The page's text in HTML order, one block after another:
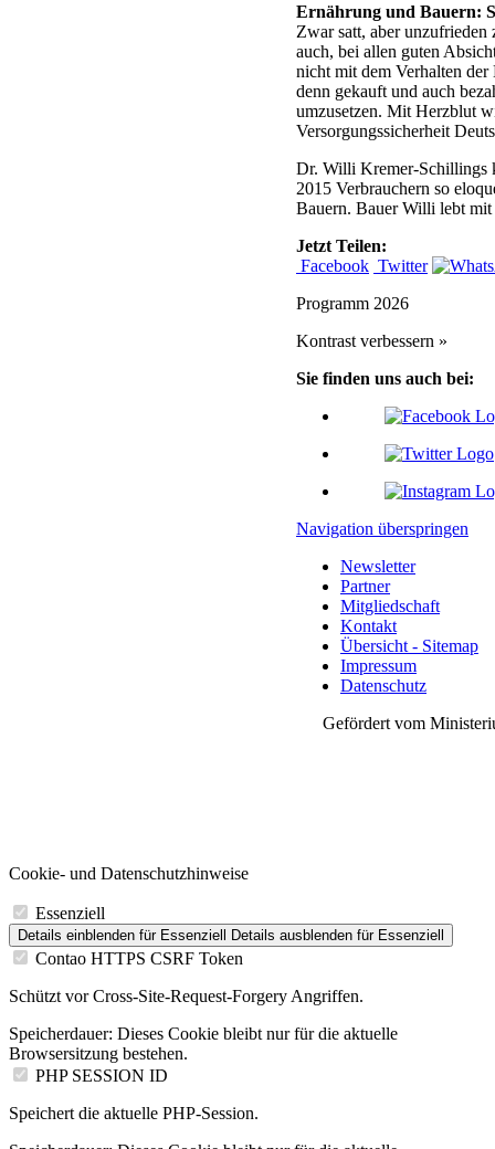
Ernährung und Bauern:
Zwar satt, aber unzufrieden
auch, bei allen guten
nicht mit dem Verhalten
denn gekauft und auch
umzusetzen. Mit Herzblut
Versorgungssicherheit
Dr. Willi Kremer-Schillings
2015 Verbrauchern so
Bauern. Bauer Willi lebt mit
Jetzt Teilen:
Facebook Twitter
Programm 2026
Kontrast verbessern »
Sie finden uns auch bei:
Navigation überspringen
Newsletter
Partner
Mitgliedschaft
Kontakt
Übersicht - Sitemap
Impressum
Datenschutz
Gefördert vom
Cookie- und Datenschutzhinweise
Essenziell
Details einblenden für Essenziell Details ausblenden für Essenziell
Contao HTTPS CSRF Token
Schützt vor Cross-Site-Request-Forgery Angriffen.
Speicherdauer: Dieses Cookie bleibt nur für die aktuelle
Browsersitzung bestehen.
PHP SESSION ID
Speichert die aktuelle PHP-Session.